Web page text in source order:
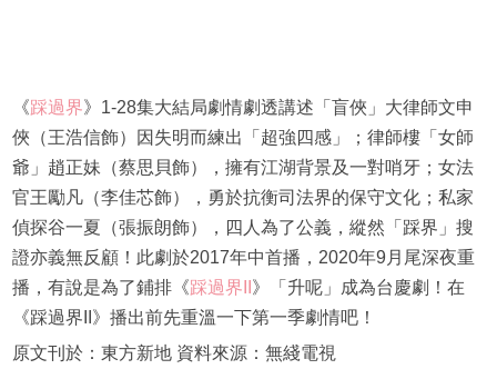
《踩過界》1-28集大結局劇情劇透講述「盲俠」大律師文申
俠（王浩信飾）因失明而練出「超強四感」；律師樓「女師
爺」趙正妹（蔡思貝飾），擁有江湖背景及一對哨牙；女法
官王勵凡（李佳芯飾），勇於抗衡司法界的保守文化；私家
偵探谷一夏（張振朗飾），四人為了公義，縱然「踩界」搜
證亦義無反顧！此劇於2017年中首播，2020年9月尾深夜重
播，有說是為了鋪排《踩過界II 》「升呢」成為台慶劇！在
《踩過界II》播出前先重溫一下第一季劇情吧！
原文刊於：東方新地 資料來源：無綫電視